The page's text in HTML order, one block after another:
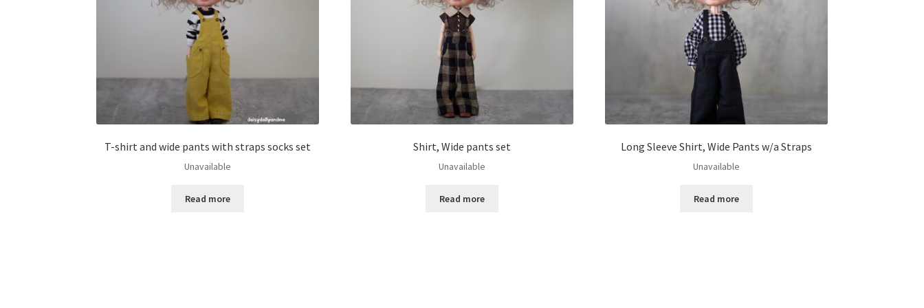
T-shirt and wide pants with straps socks set
Unavailable
Read more
Shirt, Wide pants set
Unavailable
Read more
Long Sleeve Shirt, Wide Pants w/a Straps
Unavailable
Read more